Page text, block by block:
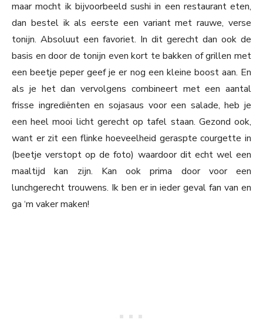
maar mocht ik bijvoorbeeld sushi in een restaurant eten,
dan bestel ik als eerste een variant met rauwe, verse
tonijn. Absoluut een favoriet. In dit gerecht dan ook de
basis en door de tonijn even kort te bakken of grillen met
een beetje peper geef je er nog een kleine boost aan. En
als je het dan vervolgens combineert met een aantal
frisse ingrediënten en sojasaus voor een salade, heb je
een heel mooi licht gerecht op tafel staan. Gezond ook,
want er zit een flinke hoeveelheid geraspte courgette in
(beetje verstopt op de foto) waardoor dit echt wel een
maaltijd kan zijn. Kan ook prima door voor een
lunchgerecht trouwens. Ik ben er in ieder geval fan van en
ga ‘m vaker maken!